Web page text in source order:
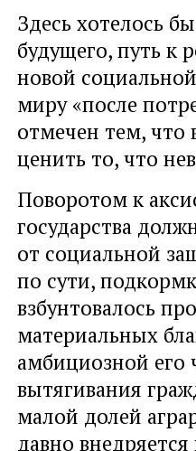
Здесь хотелось
будущего, путь к
новой
миру «после
отмечен тем, что
ценить то, что
Поворотом к
государства
от социальной
по сути,
взбунтовалось
материальных
амбициозной его
вытягивания
малой долей
давно